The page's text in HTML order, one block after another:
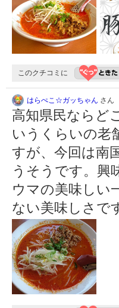
このクチコミに
はらぺこ☆ガッちゃん さん
高知県民ならど
いうくらいの老
すが、今回は南
うそうです。興
ウマの美味しい
ない美味しさで